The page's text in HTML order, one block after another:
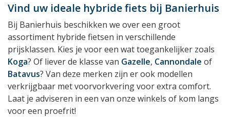
Vind uw ideale hybride fiets bij Banierhuis
Bij Banierhuis beschikken we over een groot
assortiment hybride fietsen in verschillende
prijsklassen. Kies je voor een wat toegankelijker zoals
Koga? Of liever de klasse van Gazelle, Cannondale of
Batavus? Van deze merken zijn er ook modellen
verkrijgbaar met voorvorkvering voor extra comfort.
Laat je adviseren in een van onze winkels of kom langs
voor een proefrit!